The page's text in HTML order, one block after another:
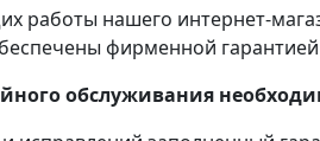
работы нашего интернет-
фирменной
обслуживания